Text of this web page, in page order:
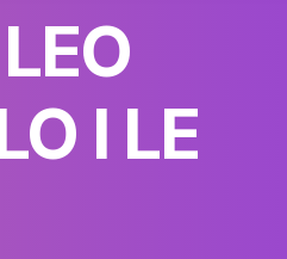
SRT ile TXT
I LE